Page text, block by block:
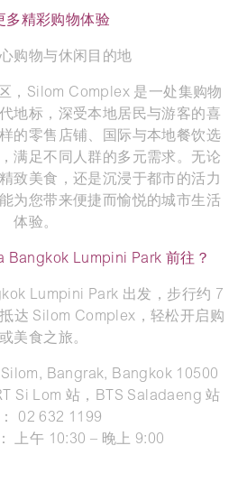
多精彩购物体验
购物与休闲目的地
，Silom Complex 是一处集购物
地标，深受本地居民与游客的喜
的零售店铺、国际与本地餐饮选
满足不同人群的多元需求。无论
致美食，还是沉浸于都市的活力
为您带来便捷而愉悦的城市生活
体验。
Bangkok Lumpini Park 前往？
Lumpini Park 出发，步行约 7
达 Silom Complex，轻松开启购
美食之旅。
Bangrak, Bangkok 10500
Si Lom 站，BTS Saladaeng 站
02 632 1199
上午 10:30 – 晚上 9:00